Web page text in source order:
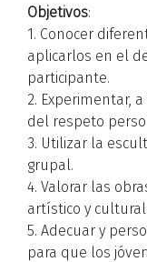
Objetivos:
1. Conocer
aplicarlos en el
participante.
2. Experimentar,
del respeto
3. Utilizar la
grupal.
4. Valorar las
artístico y
5. Adecuar y
para que los